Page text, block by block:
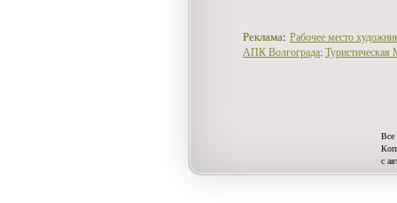
Реклама: Рабочее место
АПК Волгограда;Туристическая
Все
с